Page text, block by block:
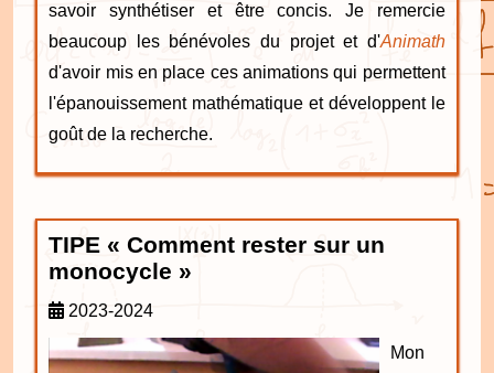
savoir synthétiser et être concis. Je remercie
beaucoup les bénévoles du projet et d'Animath
d'avoir mis en place ces animations qui permettent
l'épanouissement mathématique et développent le
goût de la recherche.
TIPE « Comment rester sur un
monocycle »
2023-2024
Mon